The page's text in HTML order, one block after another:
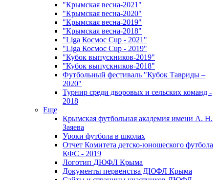
"Крымская весна-2021"
"Крымская весна-2020"
"Крымская весна-2019"
"Крымская весна-2018"
"Liga Космос Cup - 2021"
"Liga Космос Cup - 2019"
"Кубок выпускников-2019"
"Кубок выпускников-2018"
Футбольный фестиваль "Кубок Тавриды –
2020"
Турнир среди дворовых и сельских команд -
2018
Еще
Крымская футбольная академия имени А. Н.
Заяева
Уроки футбола в школах
Отчет Комитета детско-юношеского футбола
КФС - 2019
Логотип ДЮФЛ Крыма
Документы первенства ДЮФЛ Крыма